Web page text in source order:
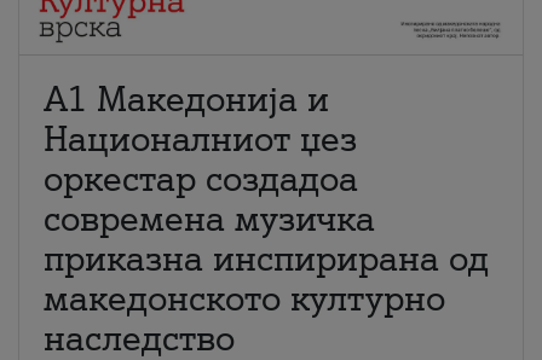
А1 Македонија и
Националниот џез
оркестар создадоа
современа музичка
приказна инспирирана од
македонското културно
наследство